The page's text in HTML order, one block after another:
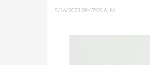
5/16/2023 09:47:00 A. M.